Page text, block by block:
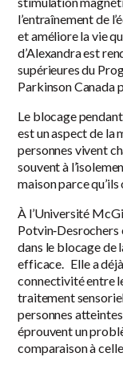
l’entraînement de
et améliore la vie
d’Alexandra est
supérieures du
Parkinson Canada
Le blocage
est un aspect de la
personnes vivent
souvent à
maison parce
À l’Université
Potvin‑Desrochers
dans le blocage de
efficace. Elle a
connectivité entre
traitement
personnes
éprouvent un
comparaison à